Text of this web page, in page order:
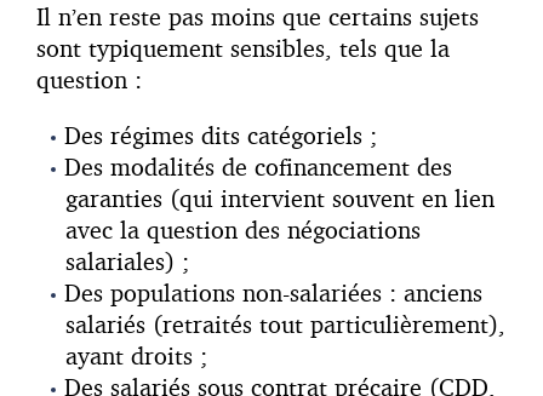
Il n’en reste pas moins que certains sujets
sont typiquement sensibles, tels que la
question :
Des régimes dits catégoriels ;
Des modalités de cofinancement des
garanties (qui intervient souvent en lien
avec la question des négociations
salariales) ;
Des populations non-salariées : anciens
salariés (retraités tout particulièrement),
ayant droits ;
Des salariés sous contrat précaire (CDD,